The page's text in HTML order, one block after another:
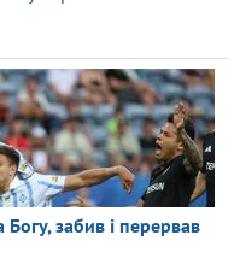
забив і перервав